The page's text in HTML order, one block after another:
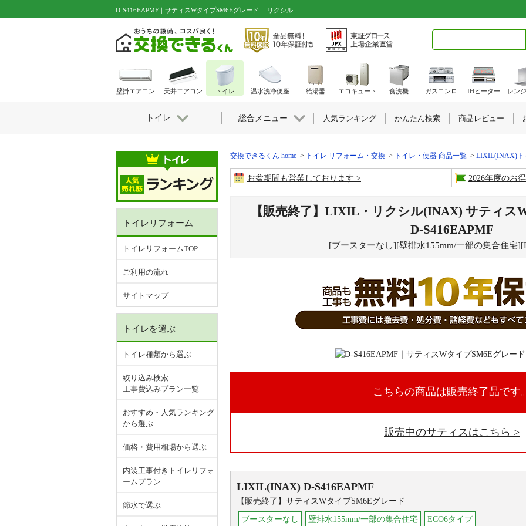
D-S416EAPMF｜サティスWタイプSM6Eグレード ｜リクシル
交換できるくん home トイレ リフォーム・交換 トイレ・便器 商品一覧 LIXIL(INAX)ト
お盆期間も営業しております 2026年度のお
【販売終了】LIXIL・リクシル(INAX) サティス
D-S416EAPMF
[ブースターなし][壁排水155mm/一部の集合住宅
こちらの商品は販売終了品です
販売中のサティスはこちら
LIXIL(INAX) D-S416EAPMF
【販売終了】サティスWタイプSM6Eグレード
ブースターなし 壁排水155mm/一部の集合住宅 ECO6タイプ
トイレリフォーム
トイレリフォームTOP
ご利用の流れ
サイトマップ
トイレを選ぶ
トイレ種類から選ぶ
絞り込み検索
工事費込みプラン一覧
おすすめ・人気ランキング
から選ぶ
価格・費用相場から選ぶ
内装工事付きトイレリフォ
ームプラン
節水で選ぶ
壁掛エアコン 天井エアコン トイレ 温水洗浄便座 給湯器 エコキュート 食洗機 ガスコンロ IHヒーター レン
トイレ 総合メニュー 人気ランキング かんたん検索 商品レビュー